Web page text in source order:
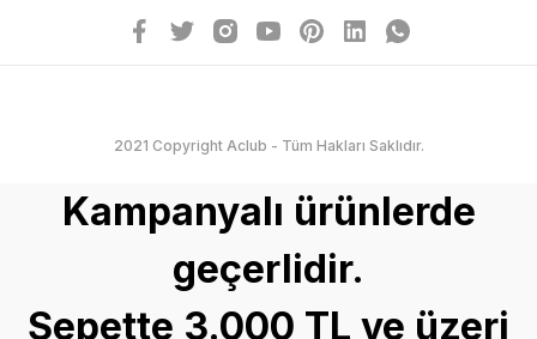
2021 Copyright Aclub - Tüm Hakları Saklıdır.
Kampanyalı ürünlerde
geçerlidir.
Sepette 3.000 TL ve üzeri